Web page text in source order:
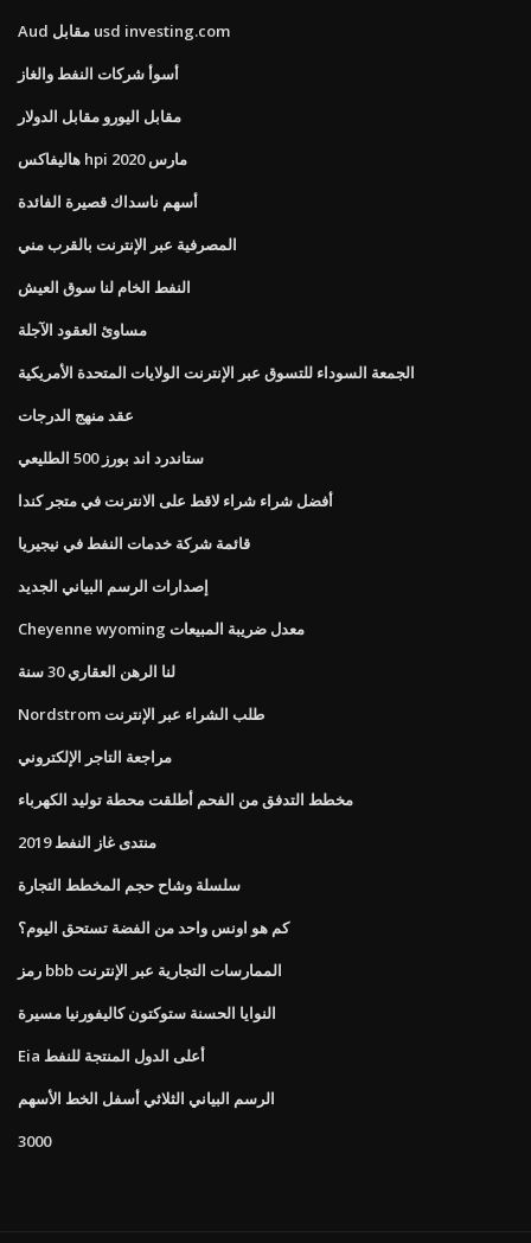
Aud مقابل usd investing.com
أسوأ شركات النفط والغاز
مقابل اليورو مقابل الدولار
هاليفاكس hpi مارس 2020
أسهم ناسداك قصيرة الفائدة
المصرفية عبر الإنترنت بالقرب مني
النفط الخام لنا سوق العيش
مساوئ العقود الآجلة
الجمعة السوداء للتسوق عبر الإنترنت الولايات المتحدة الأمريكية
عقد منهج الدرجات
ستاندرد اند بورز 500 الطليعي
أفضل شراء شراء لاقط على الانترنت في متجر كندا
قائمة شركة خدمات النفط في نيجيريا
إصدارات الرسم البياني الجديد
Cheyenne wyoming معدل ضريبة المبيعات
لنا الرهن العقاري 30 سنة
Nordstrom طلب الشراء عبر الإنترنت
مراجعة التاجر الإلكتروني
مخطط التدفق من الفحم أطلقت محطة توليد الكهرباء
منتدى غاز النفط 2019
سلسلة وشاح حجم المخطط التجارة
كم هو اونس واحد من الفضة تستحق اليوم؟
رمز bbb الممارسات التجارية عبر الإنترنت
النوايا الحسنة ستوكتون كاليفورنيا مسيرة
Eia أعلى الدول المنتجة للنفط
الرسم البياني الثلاثي أسفل الخط الأسهم
3000